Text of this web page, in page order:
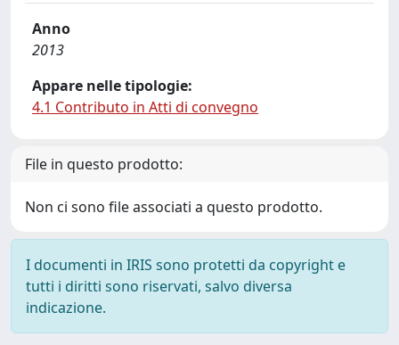
Anno
2013
Appare nelle tipologie:
4.1 Contributo in Atti di convegno
File in questo prodotto:
Non ci sono file associati a questo prodotto.
I documenti in IRIS sono protetti da copyright e
tutti i diritti sono riservati, salvo diversa
indicazione.